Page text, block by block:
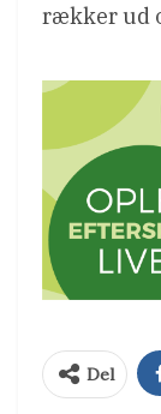
rækker ud
Del